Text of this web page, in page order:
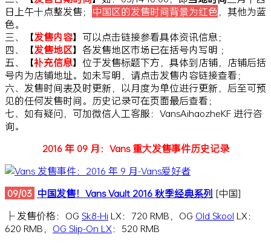
日上午十点整发售； 中国区的发售时间背景为红色 ，其他为蓝
色。
三、【发售内容】可以点击链接参看具体资讯信息；
四、【发售地区】各发售地区市场已在括号内写明 ；
五、【补充信息】位于发售标题下方，具体到店铺，店铺后括
号内为店铺地址。如未写明，请点击发售内容链接查看；
六、发售时间表及时更新，以月度为单位进行更新，后至可预
见的任何发售时间。历史记录可在页面最后查看；
七、如有疑问，可加微信人工客服：VansAihaozheKF 进行咨
询。
2016 年 09 月：Vans 重大发售事件历史记录
09/03 中国发售！Vans Vault 2016 秋季经典系列 [中国]
├ 发售价格：OG Sk8-HiLX：720 RMB，OG Old Skool LX：
620 RMB， OG Slip-On LX：520 RMB